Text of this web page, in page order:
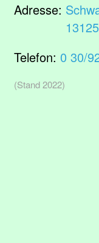
Adresse:
Telefon: 0 30/
(Stand 2022)